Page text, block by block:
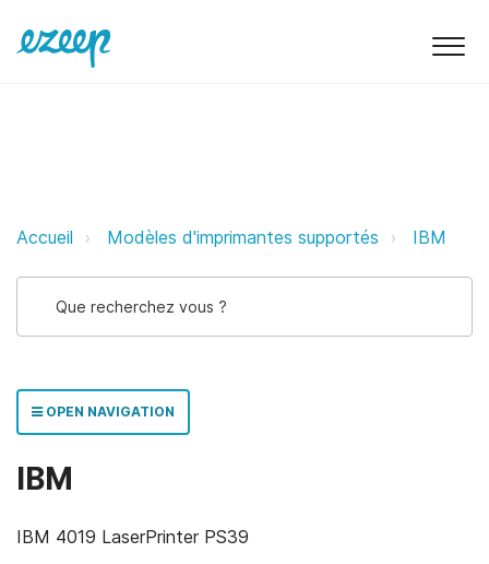
IBM ezeep Support Support
Accueil Modèles d'imprimantes supportés IBM
OPEN NAVIGATION
IBM
IBM 4019 LaserPrinter PS39